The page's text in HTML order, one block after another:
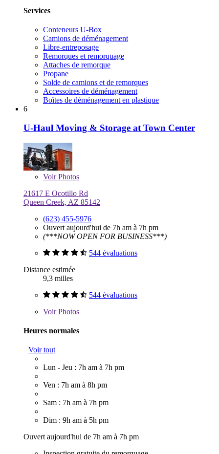
Services
Conteneurs U-Box
Camions de déménagement
Libre-entreposage
Remorques et remorquage
Attaches de remorque
Propane
Solde de camions et de remorques
Accessoires de déménagement
Boîtes de déménagement en plastique
6
U-Haul Moving & Storage at Town Center
VoirPhotos
21617 E Ocotillo Rd
Queen Creek, AZ 85142
(623) 455-5976
Ouvert aujourd'hui de 7h am à 7h pm
(***NOW OPEN FOR BUSINESS***)
544 évaluations
Distance estimée
9,3 milles
544 évaluations
VoirPhotos
Heures normales
Voir tout
Lun - Jeu : 7h am à 7h pm
Ven : 7h am à 8h pm
Sam : 7h am à 7h pm
Dim : 9h am à 5h pm
Ouvert aujourd'hui de 7h am à 7h pm